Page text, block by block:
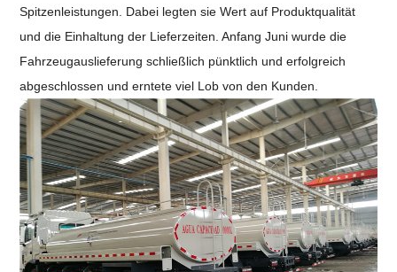
Spitzenleistungen. Dabei legten sie Wert auf Produktqualität
und die Einhaltung der Lieferzeiten. Anfang Juni wurde die
Fahrzeugauslieferung schließlich pünktlich und erfolgreich
abgeschlossen und erntete viel Lob von den Kunden.